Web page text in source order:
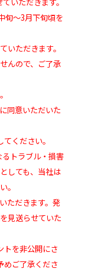
旬～3月下旬頃を
いただきます。
んので、ご了承
同意いただいた
ください。
トラブル・損害
しても、当社は
。
ただきます。発
見送らせていた
トを非公開にさ
めご了承くださ